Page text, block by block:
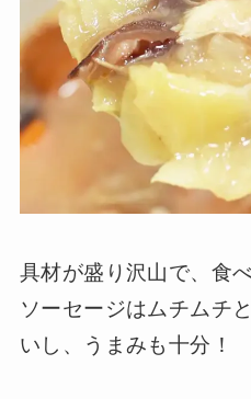
具材が盛り沢山で、食
ソーセージはムチムチ
いし、うまみも十分！